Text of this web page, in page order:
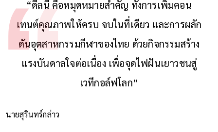
“ดีลนี้ คือหมุดหมายสำคัญ ทั้งการเพิ่มคอน
เทนต์คุณภาพให้ครบ จบในที่เดียว และการผลัก
ดันอุตสาหกรรมกีฬาของไทย ด้วยกิจกรรมสร้าง
แรงบันดาลใจต่อเนื่อง เพื่อจุดไฟฝันเยาวชนสู่
เวทีกอล์ฟโลก”
นายสุรินทร์กล่าว